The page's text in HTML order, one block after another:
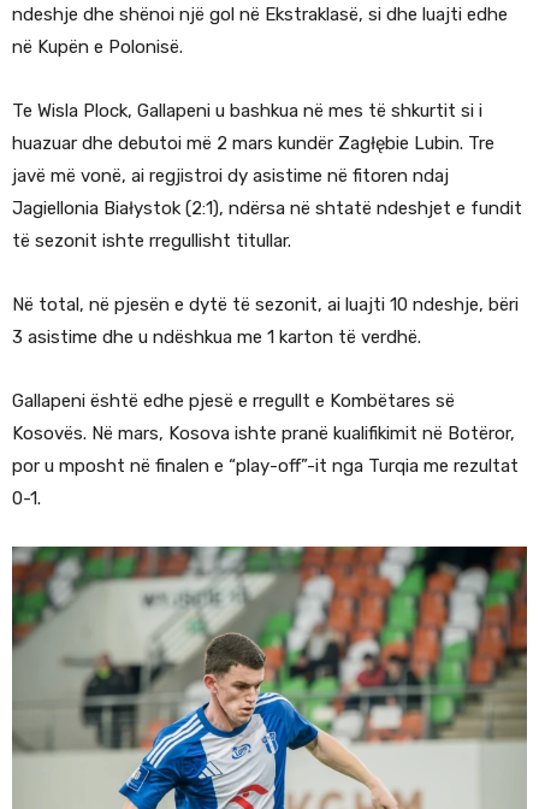
ndeshje dhe shënoi një gol në Ekstraklasë, si dhe luajti edhe
në Kupën e Polonisë.
Te Wisla Plock, Gallapeni u bashkua në mes të shkurtit si i
huazuar dhe debutoi më 2 mars kundër Zagłębie Lubin. Tre
javë më vonë, ai regjistroi dy asistime në fitoren ndaj
Jagiellonia Białystok (2:1), ndërsa në shtatë ndeshjet e fundit
të sezonit ishte rregullisht titullar.
Në total, në pjesën e dytë të sezonit, ai luajti 10 ndeshje, bëri
3 asistime dhe u ndëshkua me 1 karton të verdhë.
Gallapeni është edhe pjesë e rregullt e Kombëtares së
Kosovës. Në mars, Kosova ishte pranë kualifikimit në Botëror,
por u mposht në finalen e “play-off”-it nga Turqia me rezultat
0-1.